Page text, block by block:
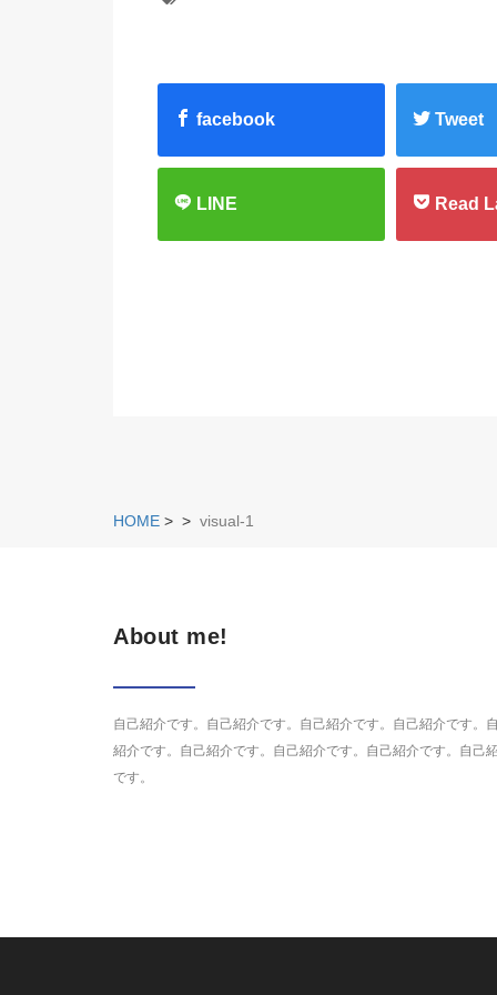
facebook Tweet
LINE Read
HOME > > visual-1
About me!
自己紹介です。自己紹介です。自己紹介です。自己紹介です。
紹介です。自己紹介です。自己紹介です。自己紹介です。自己
です。